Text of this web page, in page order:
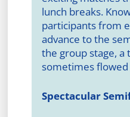
lunch breaks.
participants from
advance to the
the group stage, a
sometimes
Spectacular